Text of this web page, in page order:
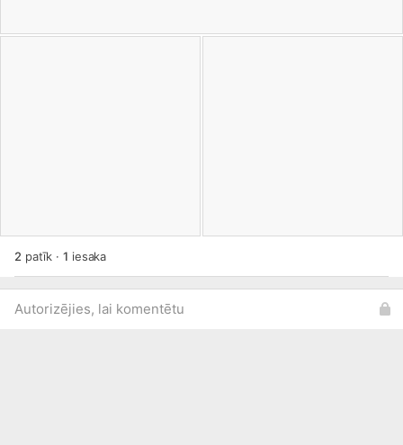
2 patīk ·1 iesaka
Autorizējies, lai komentētu